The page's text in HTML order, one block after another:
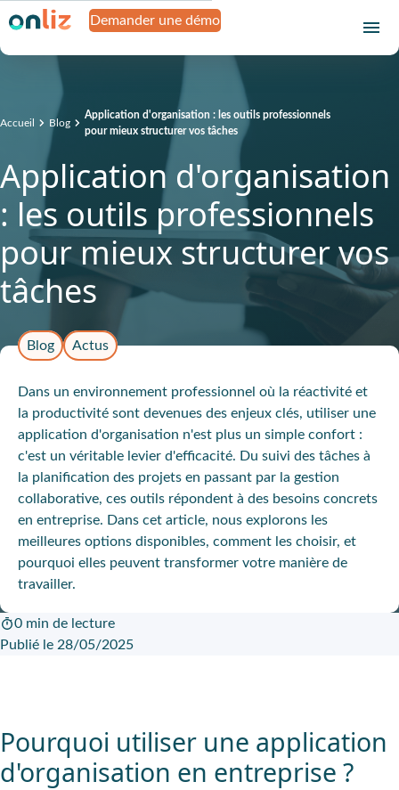
Demander une démo
Accueil Blog
Application d'organisation : les outils professionnels
pour mieux structurer vos tâches
Application d'organisation
: les outils professionnels
pour mieux structurer vos
tâches
Blog Actus
Dans un environnement professionnel où la réactivité et
la productivité sont devenues des enjeux clés, utiliser une
application d'organisation n'est plus un simple confort :
c'est un véritable levier d'efficacité. Du suivi des tâches à
la planification des projets en passant par la gestion
collaborative, ces outils répondent à des besoins concrets
en entreprise. Dans cet article, nous explorons les
meilleures options disponibles, comment les choisir, et
pourquoi elles peuvent transformer votre manière de
travailler.
0 min de lecture
Publié le 28/05/2025
Pourquoi utiliser une application
d'organisation en entreprise ?